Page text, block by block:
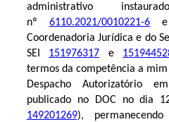
administrativo
nº 6110.2021/0010221-6e
Coordenadoria Jurídica e do
SEI 151976317 e
termos da competência a
Despacho Autorizatório
publicado no DOC no dia
149201269),